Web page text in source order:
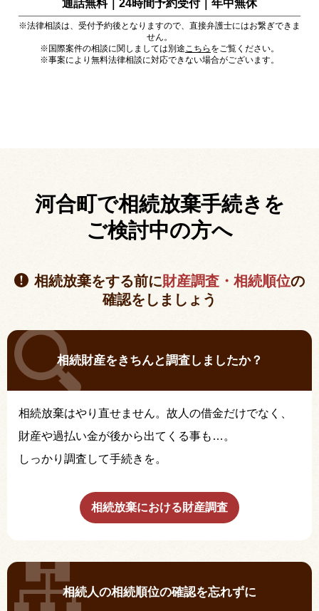
通話無料｜24時間予約受付｜ 年中無休
※法律相談は、受付予約後となりますので、直接弁護士にはお繋ぎできま
せん。
※国際案件の相談に関しましては別途こちら をご覧ください。
※事案により無料法律相談に対応できない場合がございます。
河合町で相続放棄手続きを
ご検討中の方へ
相続放棄をする前に財産調査・相続順位の
確認をしましょう
相続財産をきちんと調査しましたか？
相続放棄はやり直せません。故人の借金だけでなく、
財産や過払い金が後から出てくる事も…。
しっかり調査して手続きを。
相続放棄における財産調査
相続人の相続順位の確認を忘れずに